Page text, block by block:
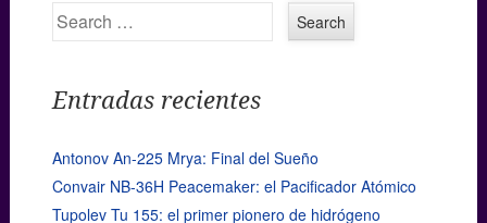
Search
Entradas recientes
Antonov An-225 Mrya: Final del Sueño
Convair NB-36H Peacemaker: el Pacificador Atómico
Tupolev Tu 155: el primer pionero de hidrógeno